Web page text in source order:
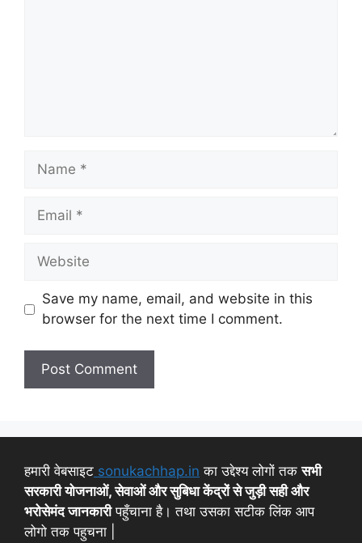
Save my name, email, and website in this
browser for the next time I comment.
हमारी वेबसाइट sonukachhap.in का उद्देश्य लोगों तकसभी
सरकारी योजनाओं, सेवाओं और सुबिधा केंद्रों से जुड़ी सही और
भरोसेमंद जानकारीपहुँचाना है। तथा उसका सटीक लिंक आप
लोगो तक पहुचना |